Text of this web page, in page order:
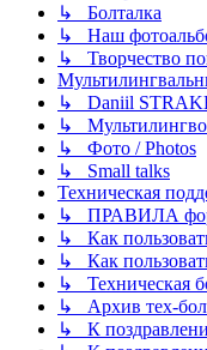
↳ Болталка
↳ Наш
↳ Творчество
↳ Daniil
↳ Мультилингво
↳ Фото / Photos
↳ Small talks
Техническая
↳ ПРАВИЛА
↳ Как
↳ Как
↳ Техническая
↳ Архив тех-
↳ К